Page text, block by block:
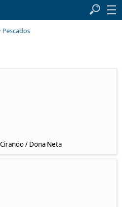
Pescados
Cirando / Dona Neta